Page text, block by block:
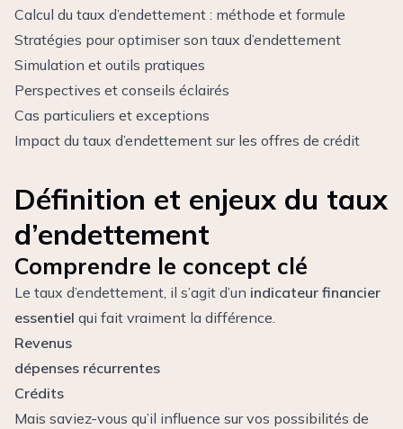
Calcul du taux d’endettement : méthode et formule
Stratégies pour optimiser son taux d’endettement
Simulation et outils pratiques
Perspectives et conseils éclairés
Cas particuliers et exceptions
Impact du taux d’endettement sur les offres de crédit
Définition et enjeux du taux
d’endettement
Comprendre le concept clé
Le taux d’endettement, il s’agit d’un indicateur financier
essentiel qui fait vraiment la différence.
Revenus
dépenses récurrentes
Crédits
Mais saviez-vous qu’il influence sur vos possibilités de